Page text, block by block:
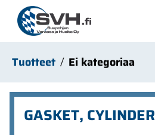
Siirry pääsisältöön
Tuotteet Ei kategoriaa
GASKET, CYLINDER